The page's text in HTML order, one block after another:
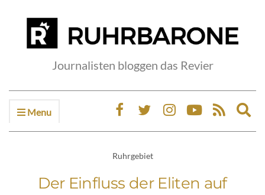
Journalisten bloggen das Revier
Menu
Ruhrgebiet
Der Einfluss der Eliten auf